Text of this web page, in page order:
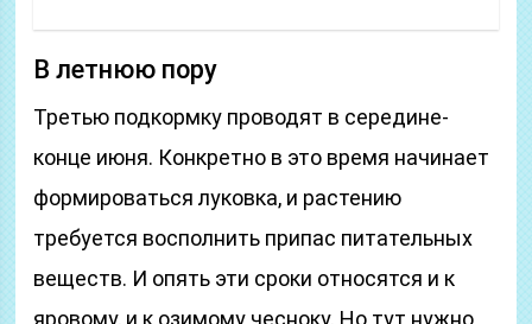
В летнюю пору
Третью подкормку проводят в середине-
конце июня. Конкретно в это время начинает
формироваться луковка, и растению
требуется восполнить припас питательных
веществ. И опять эти сроки относятся и к
яровому, и к озимому чесноку. Но тут нужно